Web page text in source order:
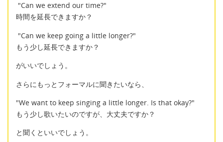
"Can we extend our time?"
時間を延長できますか？
"Can we keep going a little longer?"
もう少し延長できますか？
がいいでしょう。
さらにもっとフォーマルに聞きたいなら、
"We want to keep singing a little longer. Is that okay?"
もう少し歌いたいのですが、大丈夫ですか？
と聞くといいでしょう。